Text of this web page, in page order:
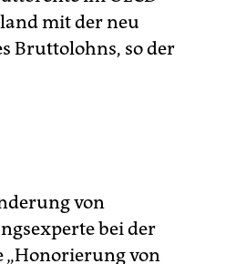
mit der neu
Bruttolohns, so der
von
bei der
„Honorierung von